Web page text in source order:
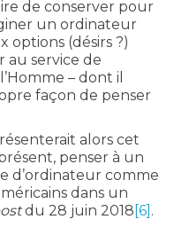
de conserver pour
un ordinateur
options (désirs ?)
au service de
– dont il
façon de penser
alors cet
penser à un
d’ordinateur comme
dans un
du 28 juin 2018 [6] .